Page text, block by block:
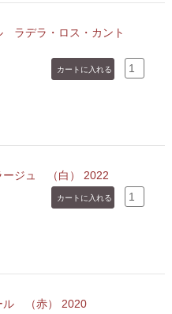
ラデラ・ロス・カント
ージュ （白） 2022
ル （赤） 2020